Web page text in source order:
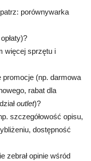
porównywarka
więcej sprzętu i
promocje (np. darmowa
rabat dla
outlet)?
szczegółowość opisu,
dostępność
zebrał opinie wśród